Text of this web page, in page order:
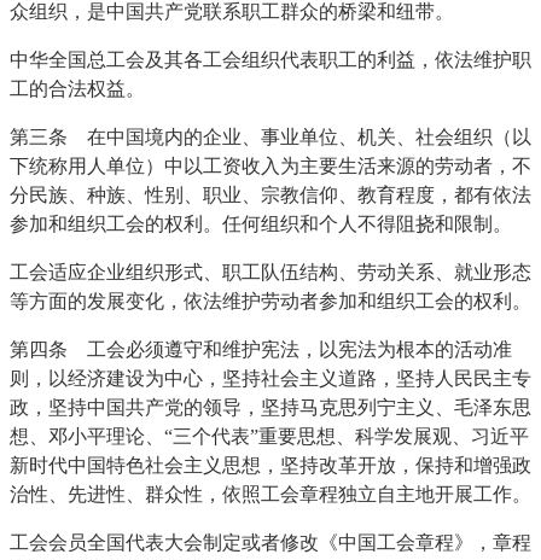
众组织，是中国共产党联系职工群众的桥梁和纽带。
中华全国总工会及其各工会组织代表职工的利益，依法维护职
工的合法权益。
第三条 在中国境内的企业、事业单位、机关、社会组织（以
下统称用人单位）中以工资收入为主要生活来源的劳动者，不
分民族、种族、性别、职业、宗教信仰、教育程度，都有依法
参加和组织工会的权利。任何组织和个人不得阻挠和限制。
工会适应企业组织形式、职工队伍结构、劳动关系、就业形态
等方面的发展变化，依法维护劳动者参加和组织工会的权利。
第四条 工会必须遵守和维护宪法，以宪法为根本的活动准
则，以经济建设为中心，坚持社会主义道路，坚持人民民主专
政，坚持中国共产党的领导，坚持马克思列宁主义、毛泽东思
想、邓小平理论、“三个代表”重要思想、科学发展观、习近平
新时代中国特色社会主义思想，坚持改革开放，保持和增强政
治性、先进性、群众性，依照工会章程独立自主地开展工作。
工会会员全国代表大会制定或者修改《中国工会章程》，章程